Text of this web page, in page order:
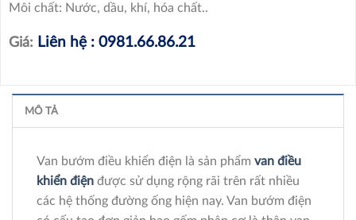
Môi chất: Nước, dầu, khí, hóa chất..
Giá: Liên hệ : 0981.66.86.21
MÔ TẢ
Van bướm điều khiển điện là sản phẩm van điều
khiển điện được sử dụng rộng rãi trên rất nhiều
các hệ thống đường ống hiện nay. Van bướm điện